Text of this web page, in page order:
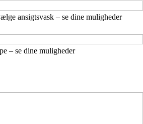
ansigtsvask – se dine muligheder
– se dine muligheder